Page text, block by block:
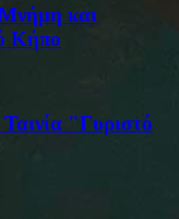
και
Κήπο
"Γυριστό